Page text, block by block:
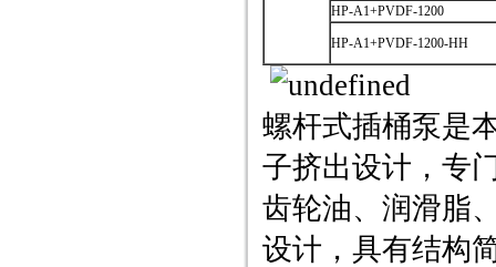
HP-A1+PVDF-1200
HP-A1+PVDF-1200-HH
螺杆式插桶泵是
子挤出设计，专
齿轮油、润滑脂
设计，具有结构